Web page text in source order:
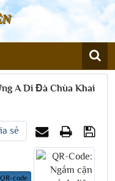
A Di Đà Chùa Khai
sẻ
QR-code